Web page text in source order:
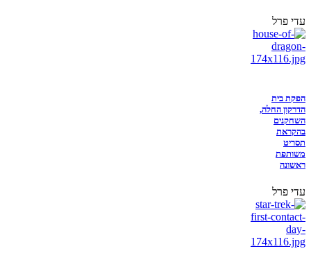
עדי פרל
הפקת בית
הדרקון החלה,
השחקנים
בהקראת
תסריט
משותפת
ראשונה
עדי פרל